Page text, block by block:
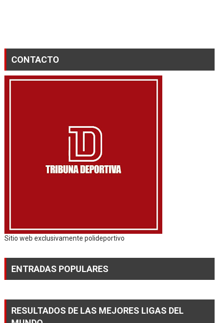
CONTACTO
Sitio web exclusivamente polideportivo
ENTRADAS POPULARES
RESULTADOS DE LAS MEJORES LIGAS DEL